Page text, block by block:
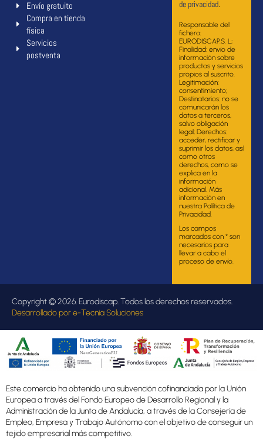
Envío gratuito
Compra en tienda
física
Servicios
postventa
de privacidad.
Responsable del
fichero:
EURODISCAP.S. L;
Finalidad: envío de
información sobre
productos y servicios
propios al suscrito.
Legitimación:
consentimiento;
Destinatarios: no se
comunicarán los
datos a terceros,
salvo obligación
legal; Derechos:
acceder, rectificar y
suprimir los datos, así
como otros
derechos, como se
explica en la
información
adicional. Más
información en
nuestra Política de
Privacidad.
Los campos
marcados con * son
necesarios para
llevar a cabo el
proceso de envío.
Copyright © 2026. Eurodiscap. Todos los derechos reservados.
Desarrollado pore-Tecnia Soluciones
Este comercio ha obtenido una subvención cofinanciada por la Unión
Europea a través del Fondo Europeo de Desarrollo Regional y la
Administración de la Junta de Andalucía, a través de la Consejería de
Empleo, Empresa y Trabajo Autónomo con el objetivo de conseguir un
tejido empresarial más competitivo.